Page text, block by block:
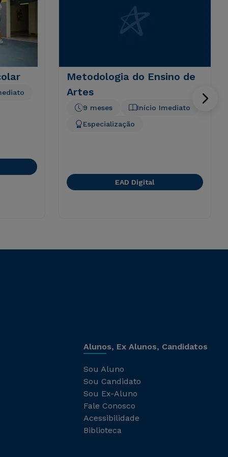
Metodologia do Ensino de
Artes
Início Imediato
9 meses
Especialização
EAD Digital
Alunos, Ex Alunos, Candidatos
Sou Aluno
Sou Candidato
Sou Ex-Aluno
Fale Conosco
Acessibilidade
Biblioteca